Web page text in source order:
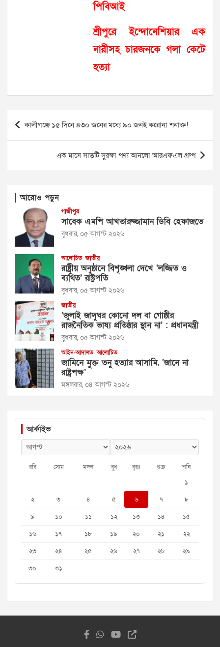
পিবিআই
শ্রীপুরে ইন্দোনেশিয়ার এক
নারীসহ চারজনকে গলা কেটে
হত্যা
Post
navigation
কালীগঞ্জে ১৫ দিনে ৪৩০ জনের মধ্যে ৯০ জনই করোনা শনাক্ত!
এক মাসে সাতটি সুরক্ষা পণ্য আনলো আরএফএল গ্রুপ
আরোও পড়ুন
গাজীপুর
সাবেক এমপি আখতারুজ্জামান ডিবি হেফাজতে
বুধবার, ০৫ আগস্ট ২০২৬
আলোচিত জাতীয়
রাষ্ট্রীয় অনুষ্ঠানে বিশৃঙ্খলা দেখে ‘লজ্জিত ও
ব্যথিত’ রাষ্ট্রপতি
বুধবার, ০৫ আগস্ট ২০২৬
জাতীয়
‘জুলাই জাদুঘর কোনো দল বা গোষ্ঠীর
রাজনৈতিক ভাষ্য প্রতিষ্ঠার স্থান না’ : প্রধানমন্ত্রী
বুধবার, ০৫ আগস্ট ২০২৬
আইন-আদালত আলোচিত
জামিনে মুক্ত তনু হত্যার আসামি, ‘জানে না
রাষ্ট্রপক্ষ’
মঙ্গলবার, ০৪ আগস্ট ২০২৬
আর্কাইভ
রবি সোম মঙ্গল বুধ বৃহঃ শুক্র শনি
১
২
৩ ৪ ৫ ৬ ৭
৮
৯
১০ ১১ ১২ ১৩ ১৪
১৫
১৬
১৭ ১৮ ১৯ ২০ ২১
২২
২৩
২৪ ২৫ ২৬ ২৭ ২৮
২৯
৩০
৩১